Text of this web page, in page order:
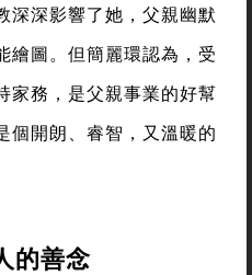
深深影響了她，父親幽默
繪圖。但簡麗環認為，受
家務，是父親事業的好幫
個開朗、睿智，又溫暖的
的善念